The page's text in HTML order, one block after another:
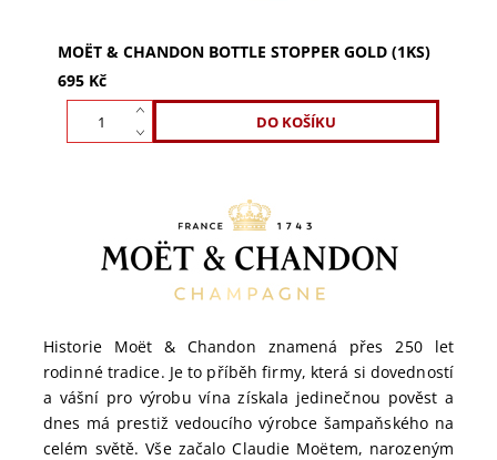
MOËT & CHANDON BOTTLE STOPPER GOLD (1KS)
695 Kč
Historie Moët & Chandon znamená přes 250 let
rodinné tradice. Je to příběh firmy, která si dovedností
a vášní pro výrobu vína získala jedinečnou pověst a
dnes má prestiž vedoucího výrobce šampaňského na
celém světě. Vše začalo Claudie Moëtem, narozeným